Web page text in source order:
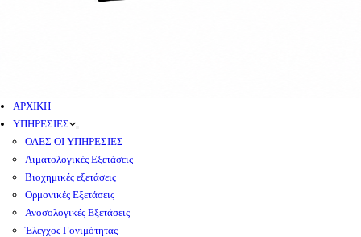
ΑΡΧΙΚΗ
ΥΠΗΡΕΣΙΕΣ
ΟΛΕΣ ΟΙ ΥΠΗΡΕΣΙΕΣ
Αιματολογικές Εξετάσεις
Βιοχημικές εξετάσεις
Ορμονικές Εξετάσεις
Ανοσολογικές Εξετάσεις
Έλεγχος Γονιμότητας